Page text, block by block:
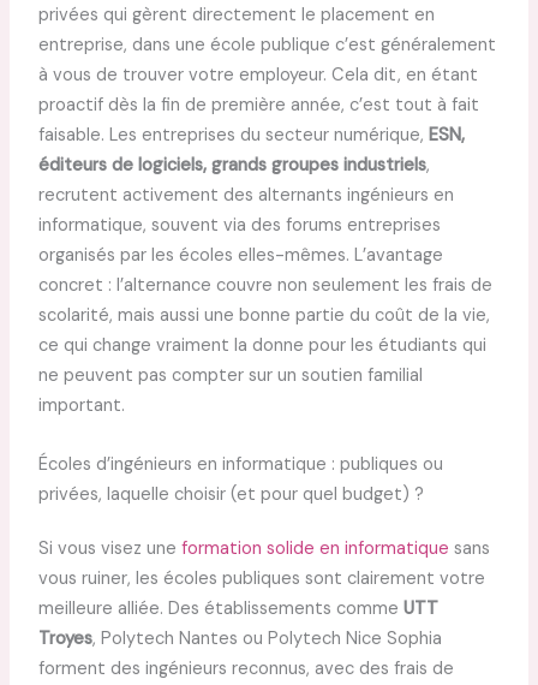
privées qui gèrent directement le placement en
entreprise, dans une école publique c’est généralement
à vous de trouver votre employeur. Cela dit, en étant
proactif dès la fin de première année, c’est tout à fait
faisable. Les entreprises du secteur numérique, ESN,
éditeurs de logiciels, grands groupes industriels,
recrutent activement des alternants ingénieurs en
informatique, souvent via des forums entreprises
organisés par les écoles elles-mêmes. L’avantage
concret : l’alternance couvre non seulement les frais de
scolarité, mais aussi une bonne partie du coût de la vie,
ce qui change vraiment la donne pour les étudiants qui
ne peuvent pas compter sur un soutien familial
important.
Écoles d’ingénieurs en informatique : publiques ou
privées, laquelle choisir (et pour quel budget) ?
Si vous visez une formation solide en informatique sans
vous ruiner, les écoles publiques sont clairement votre
meilleure alliée. Des établissements comme UTT
Troyes, Polytech Nantes ou Polytech Nice Sophia
forment des ingénieurs reconnus, avec des frais de